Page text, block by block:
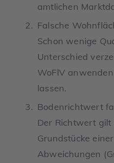
amtlichen
Falsche
Schon wenige
Unterschied
WoFlV
lassen.
Bodenrichtwert
Der Richtwert gilt
Grundstücke
Abweichungen